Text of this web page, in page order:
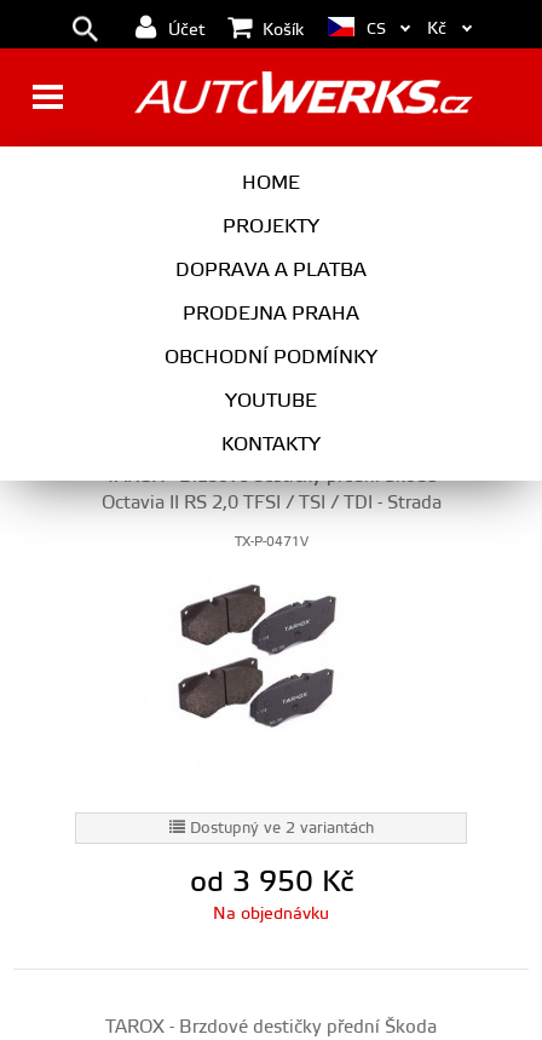
Účet Košík
HOME
PROJEKTY
DOPRAVA A PLATBA
PRODEJNA PRAHA
OBCHODNÍ PODMÍNKY
YOUTUBE
KONTAKTY
CS Kč
BRZDY
TAROX - Brzdové destičky přední Škoda
Octavia II RS 2,0 TFSI / TSI / TDI - Strada
TX-P-0471V
Dostupný ve 2 variantách
od 3 950 Kč
Na objednávku
TAROX - Brzdové destičky přední Škoda